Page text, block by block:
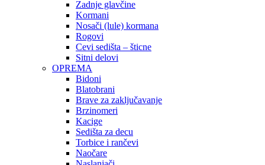
Zadnje glavčine
Kormani
Nosači (lule) kormana
Rogovi
Cevi sedišta – šticne
Sitni delovi
OPREMA
Bidoni
Blatobrani
Brave za zaključavanje
Brzinomeri
Kacige
Sedišta za decu
Torbice i rančevi
Naočare